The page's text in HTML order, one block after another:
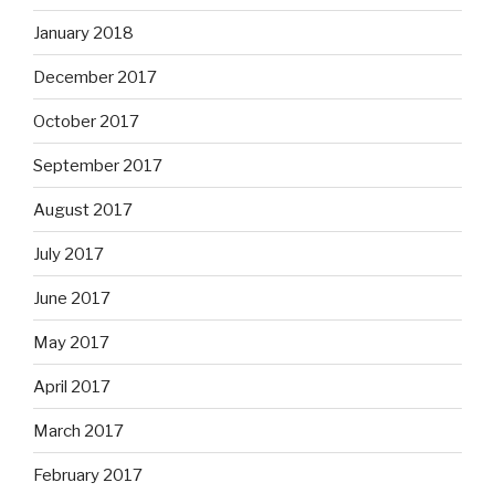
January 2018
December 2017
October 2017
September 2017
August 2017
July 2017
June 2017
May 2017
April 2017
March 2017
February 2017